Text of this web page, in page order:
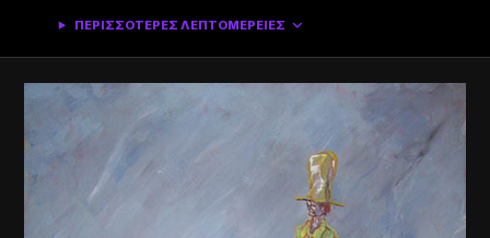
ΠΕΡΙΣΣΌΤΕΡΕΣ ΛΕΠΤΟΜΈΡΕΙΕΣ